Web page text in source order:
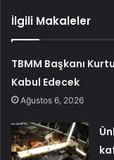
İlgili Makaleler
TBMM Başkanı
Kabul Edecek
Ağustos 6, 2026